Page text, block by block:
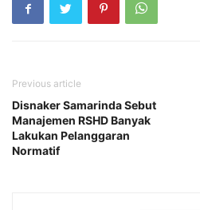
Previous article
Disnaker Samarinda Sebut
Manajemen RSHD Banyak
Lakukan Pelanggaran
Normatif